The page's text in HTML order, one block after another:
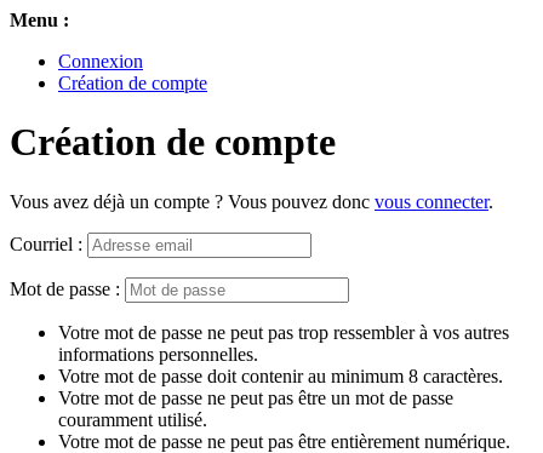
Menu :
Connexion
Création de compte
Création de compte
Vous avez déjà un compte ? Vous pouvez donc vous connecter.
Courriel :
Mot de passe :
Votre mot de passe ne peut pas trop ressembler à vos autres
informations personnelles.
Votre mot de passe doit contenir au minimum 8 caractères.
Votre mot de passe ne peut pas être un mot de passe
couramment utilisé.
Votre mot de passe ne peut pas être entièrement numérique.